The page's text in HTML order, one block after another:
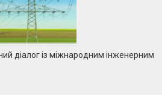
діалог із міжнародним інженерним